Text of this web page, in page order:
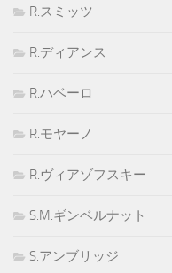
R.スミッツ
R.ディアンス
R.ハベーロ
R.モヤーノ
R.ヴィアゾフスキー
S.M.ギンベルナット
S.アンブリッジ